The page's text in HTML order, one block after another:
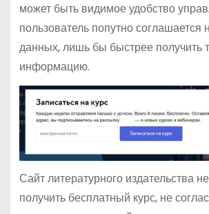
может быть видимое удобство
пользователь попутно соглашается
данных, лишь бы быстрее получить
информацию.
Сайт литературного издательства
получить бесплатный курс, не